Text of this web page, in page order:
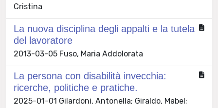
Cristina
La nuova disciplina degli appalti e la tutela
del lavoratore
2013-03-05 Fuso, Maria Addolorata
La persona con disabilità invecchia:
ricerche, politiche e pratiche.
2025-01-01 Gilardoni, Antonella; Giraldo, Mabel;